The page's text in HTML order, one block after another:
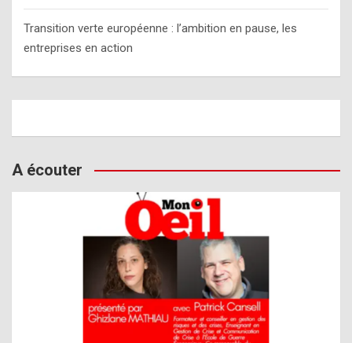
Transition verte européenne : l’ambition en pause, les
entreprises en action
A écouter